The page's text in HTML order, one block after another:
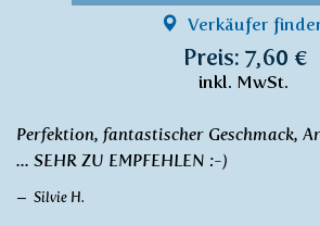
Verkäufer
Preis: 7,60 €
inkl. MwSt.
Perfektion, fantastischer Geschmack,
... SEHR ZU EMPFEHLEN :-)
Silvie H.